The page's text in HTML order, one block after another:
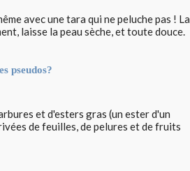
avec une tara qui ne peluche pas ! La
laisse la peau sèche, et toute douce.
pseudos?
et d'esters gras (un ester d'un
de feuilles, de pelures et de fruits